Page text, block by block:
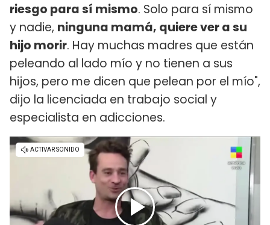
riesgo para sí mismo. Solo para sí mismo
y nadie, ninguna mamá, quiere ver a su
hijo morir. Hay muchas madres que están
peleando al lado mío y no tienen a sus
hijos, pero me dicen que pelean por el mío",
dijo la licenciada en trabajo social y
especialista en adicciones.